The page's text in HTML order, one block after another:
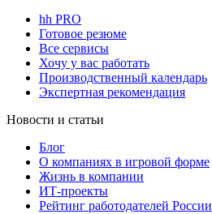
hh PRO
Готовое резюме
Все сервисы
Хочу у вас работать
Производственный календарь
Экспертная рекомендация
Новости и статьи
Блог
О компаниях в игровой форме
Жизнь в компании
ИТ-проекты
Рейтинг работодателей России